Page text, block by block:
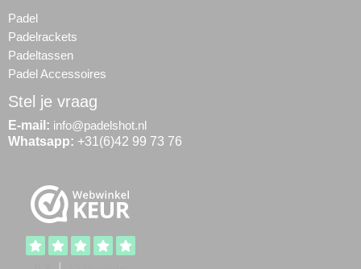
Padel
Padelrackets
Padeltassen
Padel Accessoires
Stel je vraag
E-mail: info@padelshot.nl
Whatsapp: +31(6)42 99 73 76